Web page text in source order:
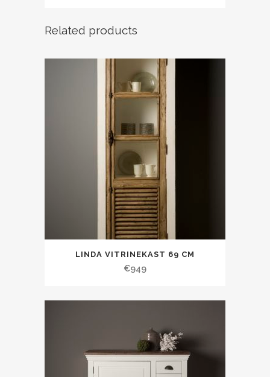
Related products
LINDA VITRINEKAST 69 CM
€949